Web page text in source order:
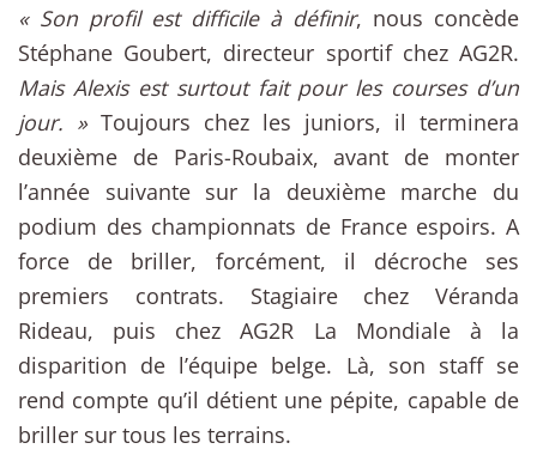
« Son profil est difficile à définir, nous concède
Stéphane Goubert, directeur sportif chez AG2R.
Mais Alexis est surtout fait pour les courses d’un
jour. » Toujours chez les juniors, il terminera
deuxième de Paris-Roubaix, avant de monter
l’année suivante sur la deuxième marche du
podium des championnats de France espoirs. A
force de briller, forcément, il décroche ses
premiers contrats. Stagiaire chez Véranda
Rideau, puis chez AG2R La Mondiale à la
disparition de l’équipe belge. Là, son staff se
rend compte qu’il détient une pépite, capable de
briller sur tous les terrains.